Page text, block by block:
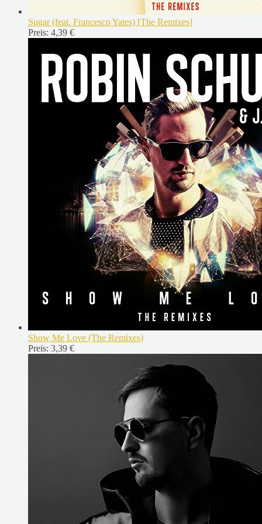
Sugar (feat. Francesco Yates) [The Remixes]
Preis: 4,39 €
Show Me Love (The Remixes)
Preis: 3,39 €